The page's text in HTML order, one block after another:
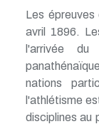
Les
avril 1896.
l'arrivée
nations
l'athlétisme
disciplines au